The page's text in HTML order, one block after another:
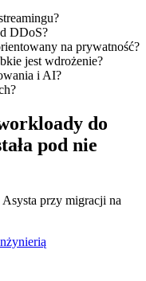
DDoS?
na prywatność?
jest wdrożenie?
i AI?
do
pod nie
przy migracji na